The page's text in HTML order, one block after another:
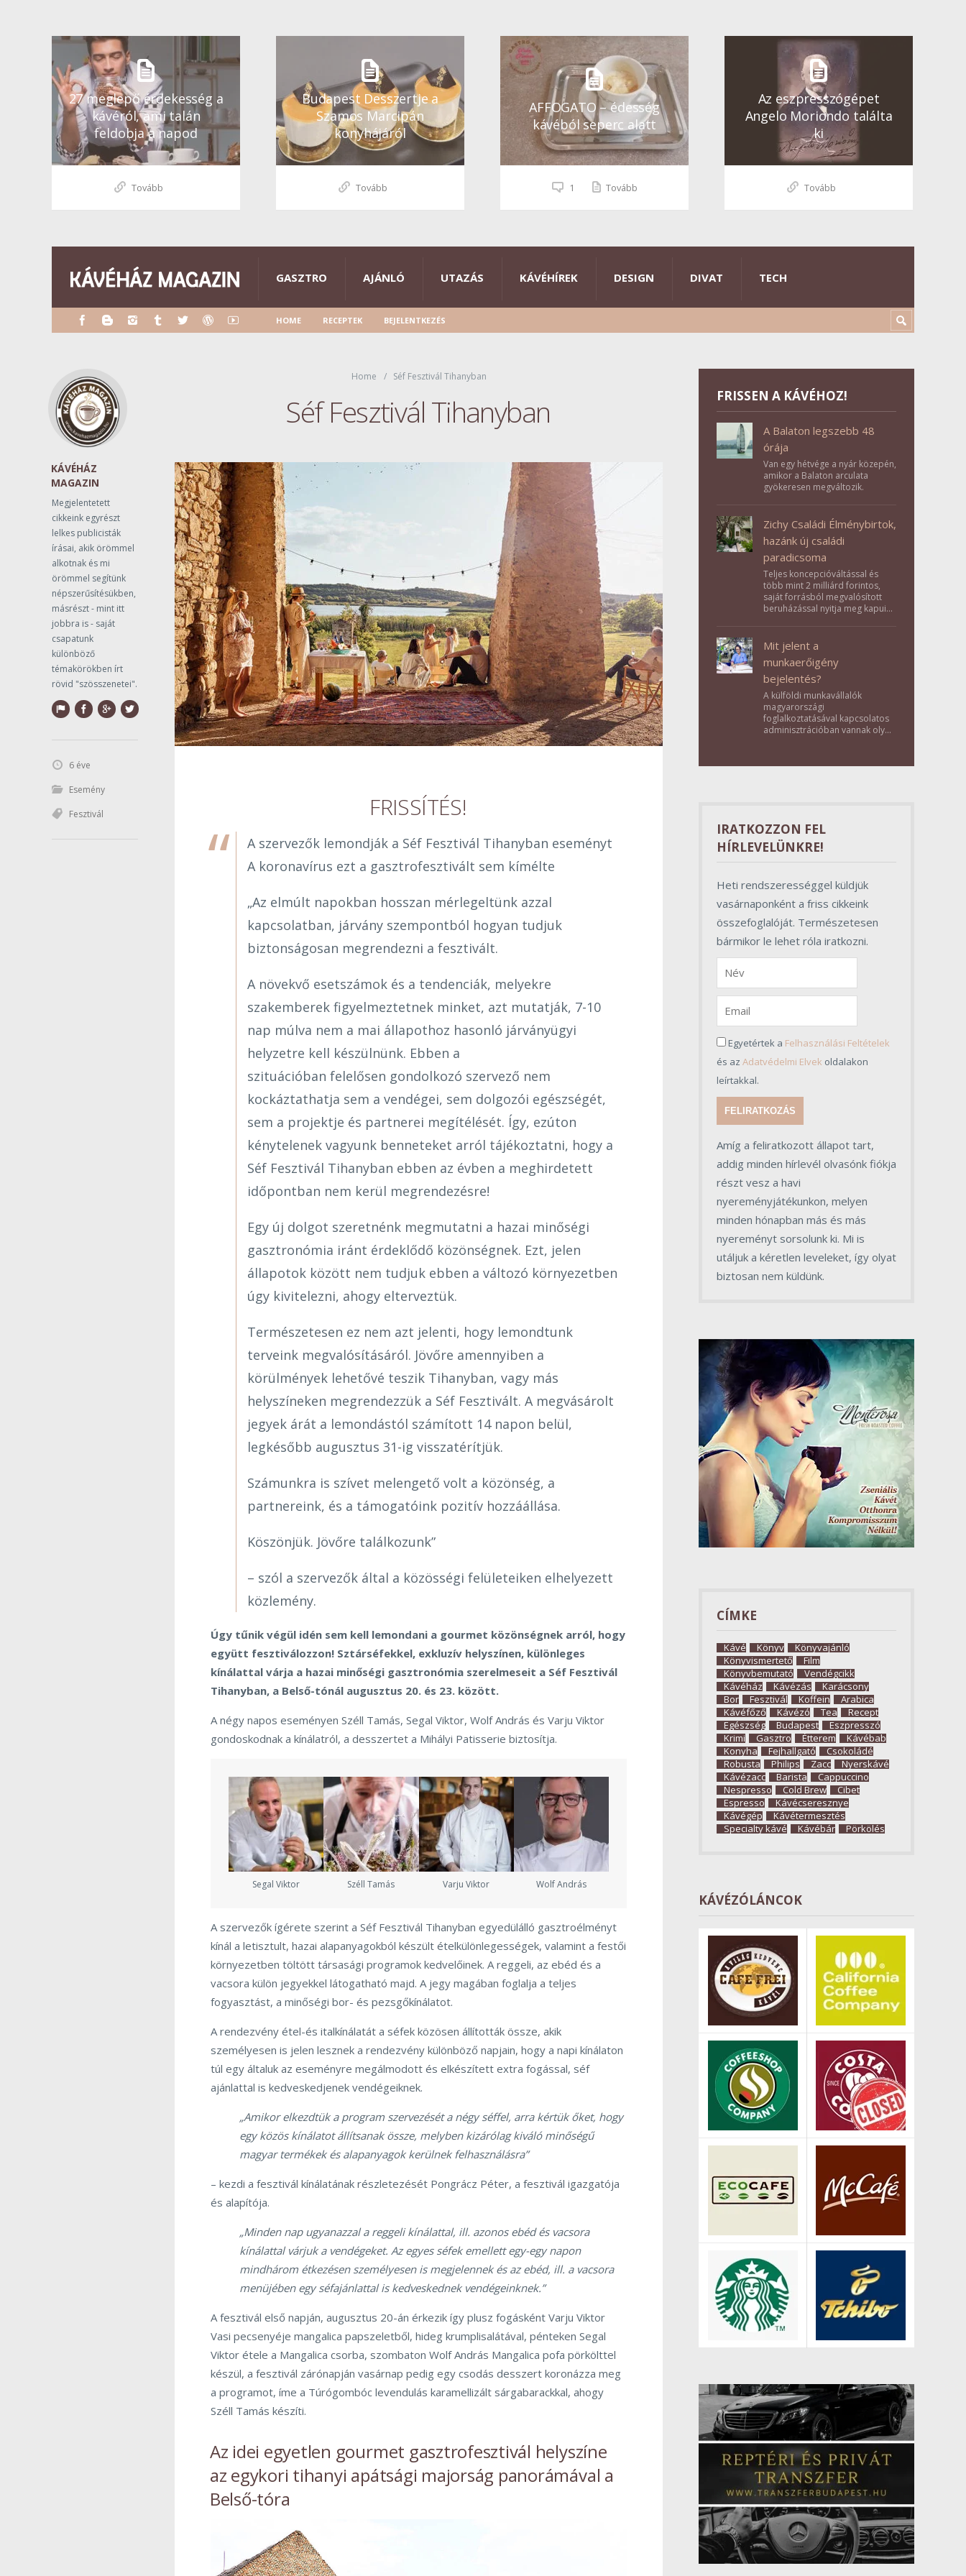
27 meglepő érdekesség a
kávéról, ami talán
feldobja a napod
Tovább
Budapest Desszertje a
Szamos Marcipán
konyhájáról
Tovább
AFFOGATO – édesség
kávéból seperc alatt
1 Tovább
Az eszpresszógépet
Angelo Moriondo találta
ki
Tovább
GASZTRO AJÁNLÓ UTAZÁS KÁVÉHÍREK DESIGN DIVAT TECH
HOME RECEPTEK BEJELENTKEZÉS
Home Séf Fesztivál Tihanyban
Séf Fesztivál Tihanyban
FRISSÍTÉS!
A szervezők lemondják a Séf Fesztivál Tihanyban eseményt
A koronavírus ezt a gasztrofesztivált sem kímélte
„Az elmúlt napokban hosszan mérlegeltünk azzal
kapcsolatban, járvány szempontból hogyan tudjuk
biztonságosan megrendezni a fesztivált.
A növekvő esetszámok és a tendenciák, melyekre
szakemberek figyelmeztetnek minket, azt mutatják, 7-10
nap múlva nem a mai állapothoz hasonló járványügyi
helyzetre kell készülnünk. Ebben a
szituációban felelősen gondolkozó szervező nem
kockáztathatja sem a vendégei, sem dolgozói egészségét,
sem a projektje és partnerei megítélését. Így, ezúton
kénytelenek vagyunk benneteket arról tájékoztatni, hogy a
Séf Fesztivál Tihanyban ebben az évben a meghirdetett
időpontban nem kerül megrendezésre!
Egy új dolgot szeretnénk megmutatni a hazai minőségi
gasztronómia iránt érdeklődő közönségnek. Ezt, jelen
állapotok között nem tudjuk ebben a változó környezetben
úgy kivitelezni, ahogy elterveztük.
Természetesen ez nem azt jelenti, hogy lemondtunk
terveink megvalósításáról. Jövőre amennyiben a
körülmények lehetővé teszik Tihanyban, vagy más
helyszíneken megrendezzük a Séf Fesztivált. A megvásárolt
jegyek árát a lemondástól számított 14 napon belül,
legkésőbb augusztus 31-ig visszatérítjük.
Számunkra is szívet melengető volt a közönség, a
partnereink, és a támogatóink pozitív hozzáállása.
Köszönjük. Jövőre találkozunk”
– szól a szervezők által a közösségi felületeiken elhelyezett
közlemény.
Úgy tűnik végül idén sem kell lemondani a gourmet közönségnek arról, hogy
együtt fesztiválozzon! Sztárséfekkel, exkluzív helyszínen, különleges
kínálattal várja a hazai minőségi gasztronómia szerelmeseit a Séf Fesztivál
Tihanyban, a Belső-tónál augusztus 20. és 23. között.
A négy napos eseményen Széll Tamás, Segal Viktor, Wolf András és Varju Viktor
gondoskodnak a kínálatról, a desszertet a Mihályi Patisserie biztosítja.
Segal Viktor Széll Tamás Varju Viktor Wolf András
A szervezők ígérete szerint a Séf Fesztivál Tihanyban egyedülálló gasztroélményt
kínál a letisztult, hazai alapanyagokból készült ételkülönlegességek, valamint a festői
környezetben töltött társasági programok kedvelőinek. A reggeli, az ebéd és a
vacsora külön jegyekkel látogatható majd. A jegy magában foglalja a teljes
fogyasztást, a minőségi bor- és pezsgőkínálatot.
A rendezvény étel-és italkínálatát a séfek közösen állították össze, akik
személyesen is jelen lesznek a rendezvény különböző napjain, hogy a napi kínálaton
túl egy általuk az eseményre megálmodott és elkészített extra fogással, séf
ajánlattal is kedveskedjenek vendégeiknek.
„Amikor elkezdtük a program szervezését a négy séffel, arra kértük őket, hogy
egy közös kínálatot állítsanak össze, melyben kizárólag kiváló minőségű
magyar termékek és alapanyagok kerülnek felhasználásra”
– kezdi a fesztivál kínálatának részletezését Pongrácz Péter, a fesztivál igazgatója
és alapítója.
„Minden nap ugyanazzal a reggeli kínálattal, ill. azonos ebéd és vacsora
kínálattal várjuk a vendégeket. Az egyes séfek emellett egy-egy napon
mindhárom étkezésen személyesen is megjelennek és az ebéd, ill. a vacsora
menüjében egy séfajánlattal is kedveskednek vendégeinknek.”
A fesztivál első napján, augusztus 20-án érkezik így plusz fogásként Varju Viktor
Vasi pecsenyéje mangalica papszeletből, hideg krumplisalátával, pénteken Segal
Viktor étele a Mangalica csorba, szombaton Wolf András Mangalica pofa pörkölttel
készül, a fesztivál zárónapján vasárnap pedig egy csodás desszert koronázza meg
a programot, íme a Túrógombóc levendulás karamellizált sárgabarackkal, ahogy
Széll Tamás készíti.
Az idei egyetlen gourmet gasztrofesztivál helyszíne
az egykori tihanyi apátsági majorság panorámával a
Belső-tóra
KÁVÉHÁZ
MAGAZIN
Megjelentetett
cikkeink egyrészt
lelkes publicisták
írásai, akik örömmel
alkotnak és mi
örömmel segítünk
népszerűsítésükben,
másrészt - mint itt
jobbra is - saját
csapatunk
különböző
témakörökben írt
rövid "szösszenetei".
6 éve
Esemény
Fesztivál
FRISSEN A KÁVÉHOZ!
A Balaton legszebb 48
órája
Van egy hétvége a nyár közepén,
amikor a Balaton arculata
gyökeresen megváltozik.
Zichy Családi Élménybirtok,
hazánk új családi
paradicsoma
Teljes koncepcióváltással és
több mint 2 milliárd forintos,
saját forrásból megvalósított
beruházással nyitja meg kapuit a
Élménybirtok a mai napon.
Mit jelent a
munkaerőigény
bejelentés?
A külföldi munkavállalók
magyarországi
foglalkoztatásával kapcsolatos
adminisztrációban vannak olyan
valójában azonban
IRATKOZZON FEL
HÍRLEVELÜNKRE!
Heti rendszerességgel küldjük
vasárnaponként a friss cikkeink
összefoglalóját. Természetesen
bármikor le lehet róla iratkozni.
Egyetértek a Felhasználási Feltételek
és az Adatvédelmi Elvek oldalakon
leírtakkal.
FELIRATKOZÁS
Amíg a feliratkozott állapot tart,
addig minden hírlevél olvasónk fiókja
részt vesz a havi
nyereményjátékunkon, melyen
minden hónapban más és más
nyereményt sorsolunk ki. Mi is
utáljuk a kéretlen leveleket, így olyat
biztosan nem küldünk.
CÍMKE
Kávé Könyv
Könyvajánló
Könyvismertető
Film
Könyvbemutató
Vendégcikk
Kávéház
Kávézás
Karácsony
Bor
Fesztivál Koffein
Arabica
Kávéfőző
Kávézó Tea
Recept
Egészség
Budapest
Eszpresszó
Krimi
Gasztro Étterem
Kávébab
Konyha
Fejhallgató
Csokoládé
Robusta
Philips Zacc
Nyerskávé
Kávézacc
Barista
Cappuccino
Nespresso
Cold Brew
Cibet
Espresso
Kávécseresznye
Kávégép
Kávétermesztés
Specialty kávé
Kávébár Pörkölés
KÁVÉZÓLÁNCOK